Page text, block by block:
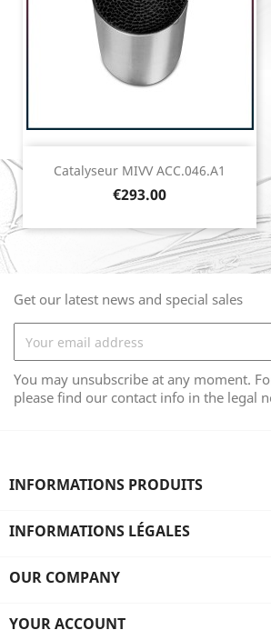
Catalyseur MIVV ACC.046.A1
Price
€293.00
Get our latest news and special sales
You may unsubscribe at any moment.
please find our contact info in the legal
INFORMATIONS PRODUITS
INFORMATIONS LÉGALES
OUR COMPANY
YOUR ACCOUNT